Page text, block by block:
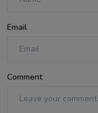
Email
Comment